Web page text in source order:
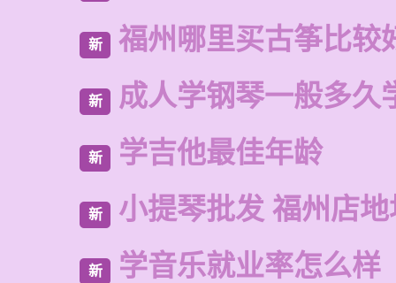
新 福州哪里买古筝比较
新 成人学钢琴一般多久
新 学吉他最佳年龄
新 小提琴批发 福州店
新 学音乐就业率怎么样